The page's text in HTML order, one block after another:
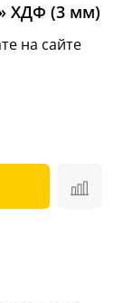
ХДФ (3 мм)
на сайте